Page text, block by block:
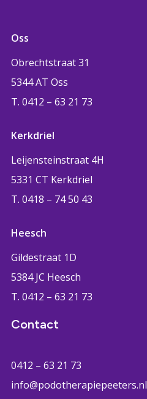
Oss
Obrechtstraat 31
5344 AT Oss
T. 0412 – 63 21 73
Kerkdriel
Leijensteinstraat 4H
5331 CT Kerkdriel
T. 0418 – 74 50 43
Heesch
Gildestraat 1D
5384 JC Heesch
T. 0412 – 63 21 73
Contact
0412 – 63 21 73
info@podotherapiepeeters.nl